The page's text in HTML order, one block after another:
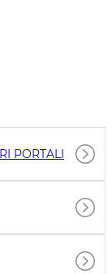
PORTALI